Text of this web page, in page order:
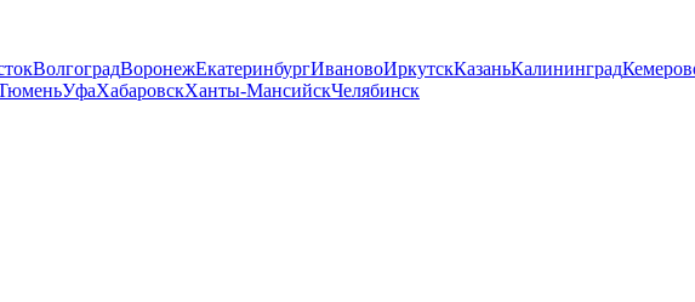
ВолгоградВоронежЕкатеринбургИвановоИркутскКазаньКалининград
УфаХабаровскХанты-МансийскЧелябинск